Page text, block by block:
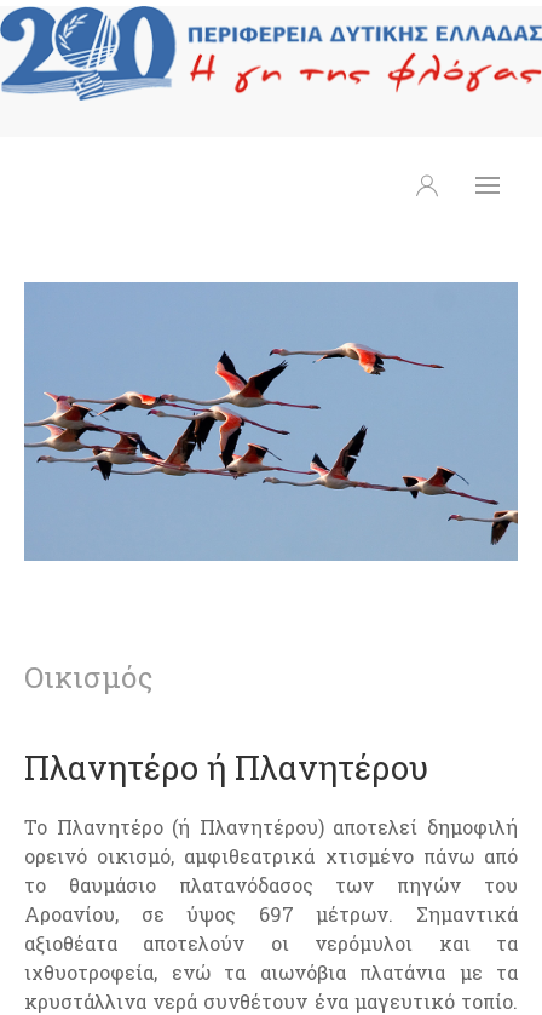
Οικισμός
Πλανητέρο ή Πλανητέρου
Το Πλανητέρο (ή Πλανητέρου) αποτελεί δημοφιλή
ορεινό οικισμό, αμφιθεατρικά χτισμένο πάνω από
το θαυμάσιο πλατανόδασος των πηγών του
Αροανίου, σε ύψος 697 μέτρων. Σημαντικά
αξιοθέατα αποτελούν οι νερόμυλοι και τα
ιχθυοτροφεία, ενώ τα αιωνόβια πλατάνια με τα
κρυστάλλινα νερά συνθέτουν ένα μαγευτικό τοπίο.